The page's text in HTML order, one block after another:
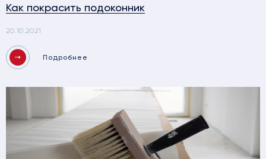
Как покрасить подоконник
20.10.2021
Подробнее